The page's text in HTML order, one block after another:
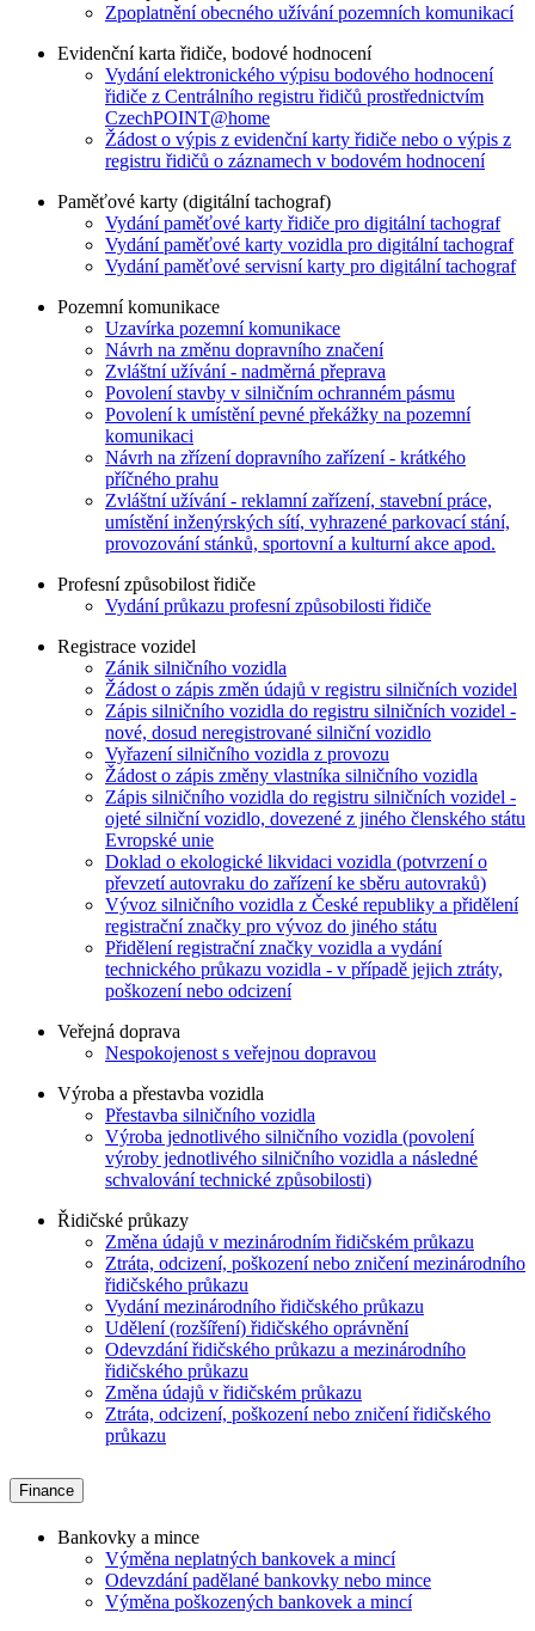
Zpoplatnění obecného užívání pozemních komunikací
Evidenční karta řidiče, bodové hodnocení
Vydání elektronického výpisu bodového hodnocení
řidiče z Centrálního registru řidičů prostřednictvím
CzechPOINT@home
Žádost o výpis z evidenční karty řidiče nebo o výpis z
registru řidičů o záznamech v bodovém hodnocení
Paměťové karty (digitální tachograf)
Vydání paměťové karty řidiče pro digitální tachograf
Vydání paměťové karty vozidla pro digitální tachograf
Vydání paměťové servisní karty pro digitální tachograf
Pozemní komunikace
Uzavírka pozemní komunikace
Návrh na změnu dopravního značení
Zvláštní užívání - nadměrná přeprava
Povolení stavby v silničním ochranném pásmu
Povolení k umístění pevné překážky na pozemní
komunikaci
Návrh na zřízení dopravního zařízení - krátkého
příčného prahu
Zvláštní užívání - reklamní zařízení, stavební práce,
umístění inženýrských sítí, vyhrazené parkovací stání,
provozování stánků, sportovní a kulturní akce apod.
Profesní způsobilost řidiče
Vydání průkazu profesní způsobilosti řidiče
Registrace vozidel
Zánik silničního vozidla
Žádost o zápis změn údajů v registru silničních vozidel
Zápis silničního vozidla do registru silničních vozidel -
nové, dosud neregistrované silniční vozidlo
Vyřazení silničního vozidla z provozu
Žádost o zápis změny vlastníka silničního vozidla
Zápis silničního vozidla do registru silničních vozidel -
ojeté silniční vozidlo, dovezené z jiného členského státu
Evropské unie
Doklad o ekologické likvidaci vozidla (potvrzení o
převzetí autovraku do zařízení ke sběru autovraků)
Vývoz silničního vozidla z České republiky a přidělení
registrační značky pro vývoz do jiného státu
Přidělení registrační značky vozidla a vydání
technického průkazu vozidla - v případě jejich ztráty,
poškození nebo odcizení
Veřejná doprava
Nespokojenost s veřejnou dopravou
Výroba a přestavba vozidla
Přestavba silničního vozidla
Výroba jednotlivého silničního vozidla (povolení
výroby jednotlivého silničního vozidla a následné
schvalování technické způsobilosti)
Řidičské průkazy
Změna údajů v mezinárodním řidičském průkazu
Ztráta, odcizení, poškození nebo zničení mezinárodního
řidičského průkazu
Vydání mezinárodního řidičského průkazu
Udělení (rozšíření) řidičského oprávnění
Odevzdání řidičského průkazu a mezinárodního
řidičského průkazu
Změna údajů v řidičském průkazu
Ztráta, odcizení, poškození nebo zničení řidičského
průkazu
Finance
Bankovky a mince
Výměna neplatných bankovek a mincí
Odevzdání padělané bankovky nebo mince
Výměna poškozených bankovek a mincí